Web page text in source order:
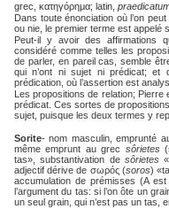
grec, κατηγόρημα; latin,
Dans toute énonciation où l’on
ou nie, le premier terme est appelé
Peut-il y avoir des affirmations
considéré comme telles les
de parler, en pareil cas, semble
qui n’ont ni sujet ni prédicat; et
prédication, où l’assertion est
Les propositions de relation; Pierre
prédicat. Ces sortes de
sujet, puisque les deux termes y
Sorite- nom masculin, emprunté
même emprunt au grec sôrietes
tas», substantivation de sôrietes
adjectif dérive de σωρός (soros)
accumulation de prémisses (A
l’argument du tas: si l’on ôte un
un seul grain, qui n’est pas un tas,